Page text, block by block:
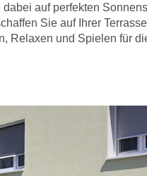
auf perfekten
Sie auf Ihrer
Relaxen und Spielen für